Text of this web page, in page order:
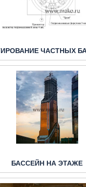
ЧАСТНЫХ
БАССЕЙН НА ЭТАЖЕ